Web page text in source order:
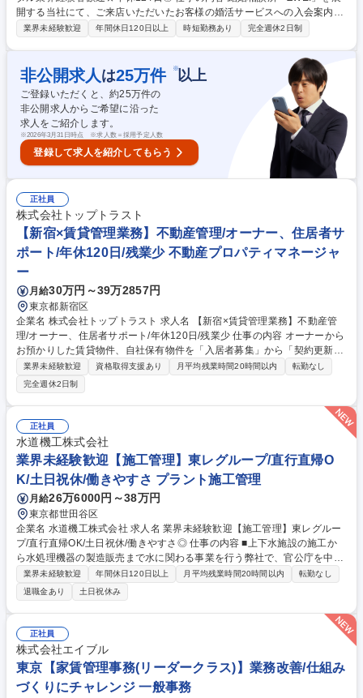
開する当社にて、ご来店いただいたお客様の婚活サービスへの入会案内を
お任せします。お客様とじっくり向き合うカウンセリング営業のため、や
ことも多く、やりがいを感じられます。■入会案内…婚活を検討されてい
るお客様から、ご希望やお悩みを伺い、ツヴァイのサービスをご案内し入
会への背中を押していただきます■プロフィール作成…プロフィール作成
のサポートや会員様の紹介文作成も行います■ご入会案内がメインとなり
ますが、会員様にピッタリなお相手をご紹介しお見合いでお繋ぎするサポ
ートにも関われます。 募集職種 新宿【婚活アドバイザー】婚活・ブライ
ダル業界経験者歓迎★年休124日◎
業界未経験歓迎 年間休日120日以上 時短勤務あり 完全週休2日制
非公開求人 は25万件 ※以上
ご登録いただくと、約25万件の
非公開求人からご希望に沿った
求人をご紹介します。
※2026年3月31日時点 ※求人数＝採用予定人数
登録して求人を紹介してもらう
正社員
株式会社トップトラスト
【新宿×賃貸管理業務】不動産管理/オーナー、住居者サ
ポート/年休120日/残業少 不動産プロパティマネージャ
ー
月給30万円～39万2857円
東京都新宿区
企業名 株式会社トップトラスト 求人名 【新宿×賃貸管理業務】不動産管
理/オーナー、住居者サポート/年休120日/残業少 仕事の内容 オーナーから
お預かりした賃貸物件、自社保有物件を「入居者募集」から「契約更新・
退去対応」「修繕管理」、「新規受託業務」まで一貫して担い、収益最大
化と入居者満足度の維持・向上を図ります。 【詳細】■入居者募集・契約
管理：広告掲載、内見手配/立会い、各種契約書の作成・締結、更新手続 ■
入居者対応：問合わせ対応、鍵紛失や設備故障時の一次対応、トラブル発
生時の現地確認と修理業者対応 ■家賃管理：月次の家賃入金状況確認、滞
納者への督促業務、保証会社との連携 ■建物・設備の維持管理：点検、修
繕見積取得・発注、原状回復手配 ■オーナー対応：月次報告書の作成・提
出、修繕計画やリフォーム提案 募集職種 【新宿×賃貸管理業務】不動産管
理/オーナー、住居者サポート/年休120日/残業少
業界未経験歓迎 資格取得支援あり 月平均残業時間20時間以内
転勤なし
完全週休2日制
正社員
水道機工株式会社
業界未経験歓迎【施工管理】東レグループ/直行直帰O
K/土日祝休/働きやすさ プラント施工管理
月給26万6000円～38万円
東京都世田谷区
企業名 水道機工株式会社 求人名 業界未経験歓迎【施工管理】東レグルー
プ/直行直帰OK/土日祝休/働きやすさ◎ 仕事の内容 ■上下水施設の施工か
ら水処理機器の製造販売まで水に関わる事業を行う弊社で、官公庁を中心
とした浄水場、下水道施設を中心に水道施設などの施工管理（改修・新
設）を経験やスキルに応じてご担当頂きます。 【詳細】浄水場、下水道施
設、ゴミ浸出水処理施設、汚泥再生施設などの建設工事の施工管理をお任
せします。 【働き方】官公庁を中心とした浄水場や水再生センター、汚泥
再生施設等等がほとんど。施工期間は平均1年程度で、大規模な施設にな
ると2年以上にもなるため、納期は比較的余裕があり、また、発注作業や
見積書作成、翌日の準備作業を分担しているため、月残業20～30hとなっ
ています。 募集職種 業界未経験歓迎【施工管理】東レグループ/直行直帰
OK/土日祝休/働きやすさ◎
業界未経験歓迎 年間休日120日以上 月平均残業時間20時間以内
転勤なし
退職金あり
土日祝休み
正社員
株式会社エイブル
東京【家賃管理事務(リーダークラス)】業務改善/仕組み
づくりにチャレンジ 一般事務